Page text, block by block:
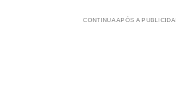
CONTINUA APÓS A